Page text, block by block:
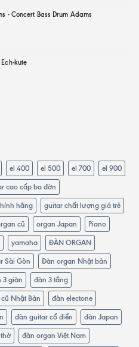
- Concert Bass Drum Adams
kute
el 400 el 500 el 700 el 900
cao cấp ba đờn
hãng guitar chất lượng giá trẻ
cũ organ Japan Piano
yamaha ĐÀN ORGAN
Sài Gòn Đàn organ Nhật bản
3 giàn đàn 3 tầng
Nhật Bản đàn electone
đàn guitar cổ điển đàn Japan
đàn organ Việt Nam